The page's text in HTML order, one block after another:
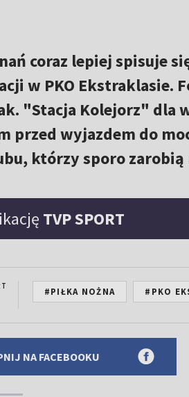
coraz lepiej spisuje
w PKO Ekstraklasie.
"Stacja Kolejorz" dla
przed wyjazdem do
którzy sporo
TVP SPORT
#PIŁKA NOŻNA #PKO
NA FACEBOOKU